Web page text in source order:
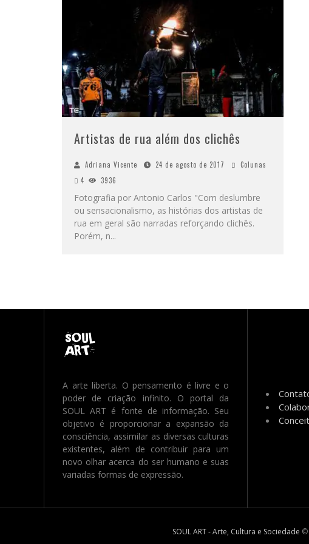
Artistas de rua além dos clichês
Adriana Vicente 24 de agosto de 2017
Colunas
4
3936
Fotografia por Antonio Carlos "Com deslumbre
ou sensacionalismo, as histórias dos artistas de
rua em geral são narradas reforçando clichês.
Porém, n...
A arte liberta. O pensamento é livre e o
poder de criação infinito. O portal da
SOUL ART é fonte de informação. Seu
objetivo é proporcionar a expansão da
consciência, assimilar as diversas culturas
existentes, além de contribuir para um
novo olhar acerca do ser humano e suas
variadas formas de expressão.
SOUL ART - Arte, Cultura e Sociedade ©